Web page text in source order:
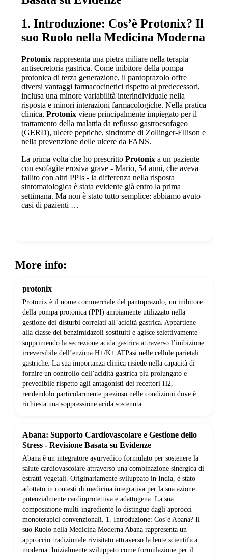
1. Introduzione: Cos’è Protonix? Il
suo Ruolo nella Medicina Moderna
Protonixrappresenta una pietra miliare nella terapia
antisecretoria gastrica. Come inibitore della pompa
protonica di terza generazione, il pantoprazolo offre
diversi vantaggi farmacocinetici rispetto ai predecessori,
inclusa una minore variabilità interindividuale nella
risposta e minori interazioni farmacologiche. Nella pratica
clinica, Protonixviene principalmente impiegato per il
trattamento della malattia da reflusso gastroesofageo
(GERD), ulcere peptiche, sindrome di Zollinger-Ellison e
nella prevenzione delle ulcere da FANS.
La prima volta che ho prescritto Protonixa un paziente
con esofagite erosiva grave - Mario, 54 anni, che aveva
fallito con altri PPIs - la differenza nella risposta
sintomatologica è stata evidente già entro la prima
settimana. Ma non è stato tutto semplice: abbiamo avuto
casi di pazienti …
More info:
protonix
Protonix è il nome commerciale del pantoprazolo, un inibitore
della pompa protonica (PPI) ampiamente utilizzato nella
gestione dei disturbi correlati all’acidità gastrica. Appartiene
alla classe dei benzimidazoli sostituiti e agisce selettivamente
sopprimendo la secrezione acida gastrica attraverso l’inibizione
irreversibile dell’enzima H+/K+ ATPasi nelle cellule parietali
gastriche. La sua importanza clinica risiede nella capacità di
fornire un controllo dell’acidità gastrica più prolungato e
prevedibile rispetto agli antagonisti dei recettori H2,
rendendolo particolarmente prezioso nelle condizioni dove è
richiesta una soppressione acida sostenuta.
Abana: Supporto Cardiovascolare e Gestione dello
Stress - Revisione Basata su Evidenze
Abana è un integratore ayurvedico formulato per sostenere la
salute cardiovascolare attraverso una combinazione sinergica di
estratti vegetali. Originariamente sviluppato in India, è stato
adottato in contesti di medicina integrativa per la sua azione
potenzialmente cardioprotettiva e adattogena. La sua
composizione multi-ingrediente lo distingue dagli approcci
monoterapici convenzionali. 1. Introduzione: Cos’è Abana? Il
suo Ruolo nella Medicina Moderna Abana rappresenta un
approccio tradizionale rivisitato attraverso la lente scientifica
moderna. Inizialmente sviluppato come formulazione per il